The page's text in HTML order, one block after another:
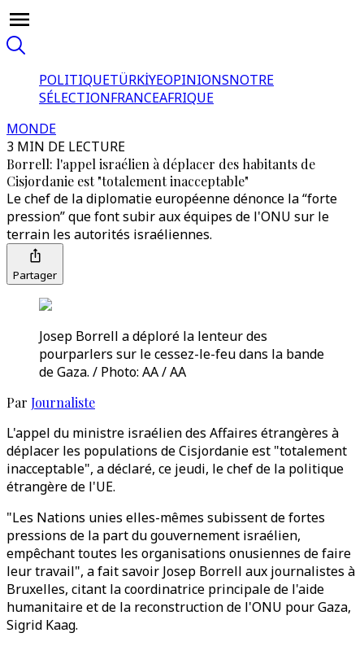
POLITIQUETÜRKİYEOPINIONSNOTRE
SÉLECTIONFRANCEAFRIQUE
MONDE
3 MIN DE LECTURE
Borrell: l'appel israélien à déplacer des habitants de
Cisjordanie est "totalement inacceptable"
Le chef de la diplomatie européenne dénonce la “forte
pression” que font subir aux équipes de l'ONU sur le
terrain les autorités israéliennes.
Partager
Josep Borrell a déploré la lenteur des
pourparlers sur le cessez-le-feu dans la bande
de Gaza. / Photo: AA / AA
Par Journaliste
L'appel du ministre israélien des Affaires étrangères à
déplacer les populations de Cisjordanie est "totalement
inacceptable", a déclaré, ce jeudi, le chef de la politique
étrangère de l'UE.
"Les Nations unies elles-mêmes subissent de fortes
pressions de la part du gouvernement israélien,
empêchant toutes les organisations onusiennes de faire
leur travail", a fait savoir Josep Borrell aux journalistes à
Bruxelles, citant la coordinatrice principale de l'aide
humanitaire et de la reconstruction de l'ONU pour Gaza,
Sigrid Kaag.